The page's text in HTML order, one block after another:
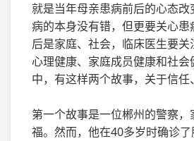
就是当年母亲患病前后的心态
病的本身没有错，但更要关心患
后是家庭、社会，临床医生要关
心理健康、家庭成员健康和社会
中，有这样两个故事，关于信任
第一个故事是一位郴州的警察
福。然而，他在40多岁时确诊